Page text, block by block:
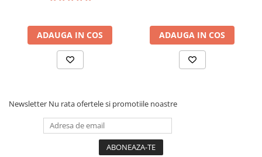
• dezvoltarea abilităților logice și cognitive
• activități educative acasă sau la grădiniță
• jocuri de familie interactive
• cadouri educative pentru aniversări
ADAUGA IN COS ADAUGA IN COS
Newsletter Nu rata ofertele si promotiile noastre